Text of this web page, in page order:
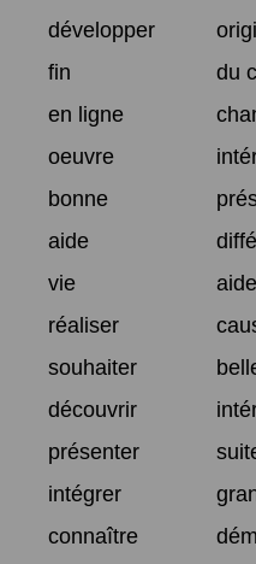
développer
fin
du
en ligne
oeuvre
bonne
aide
vie
réaliser
souhaiter
découvrir
présenter
intégrer
connaître